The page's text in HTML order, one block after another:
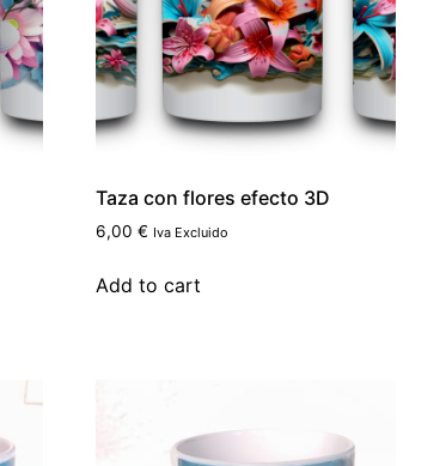
Taza con flores efecto 3D
6,00 € Iva Excluido
Add to cart